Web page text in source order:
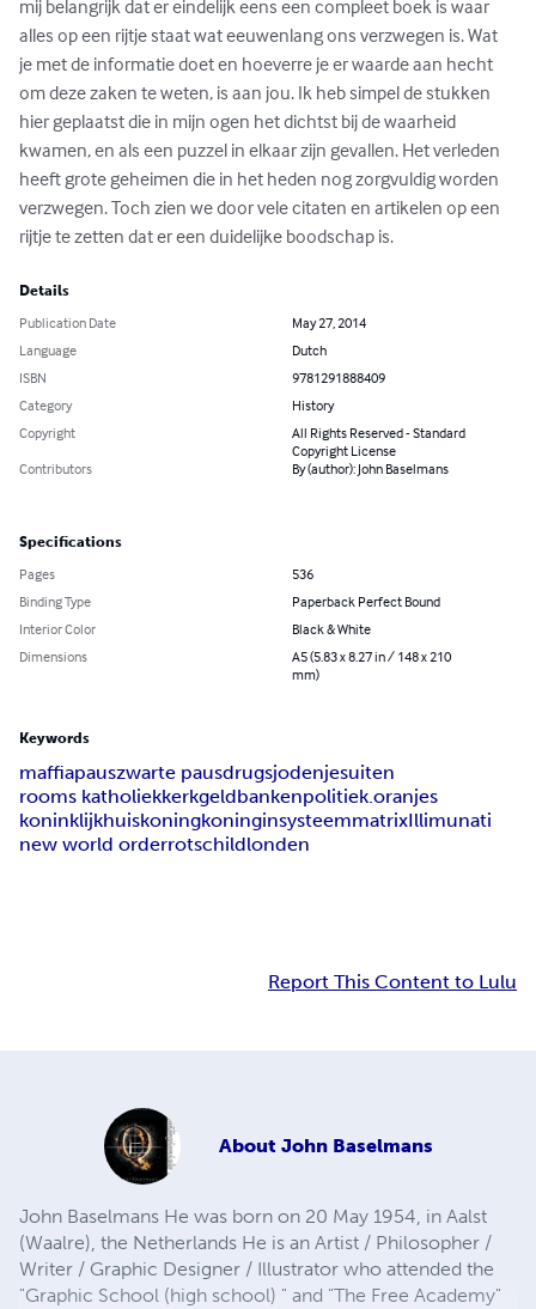
mij belangrijk dat er eindelijk eens een compleet boek is waar
alles op een rijtje staat wat eeuwenlang ons verzwegen is. Wat
je met de informatie doet en hoeverre je er waarde aan hecht
om deze zaken te weten, is aan jou. Ik heb simpel de stukken
hier geplaatst die in mijn ogen het dichtst bij de waarheid
kwamen, en als een puzzel in elkaar zijn gevallen. Het verleden
heeft grote geheimen die in het heden nog zorgvuldig worden
verzwegen. Toch zien we door vele citaten en artikelen op een
rijtje te zetten dat er een duidelijke boodschap is.
Details
Publication Date
May 27, 2014
Language
Dutch
ISBN
9781291888409
Category
History
Copyright
All Rights Reserved - Standard
Copyright License
Contributors
By (author): John Baselmans
Specifications
Pages
536
Binding Type
Paperback Perfect Bound
Interior Color
Black & White
Dimensions
A5 (5.83 x 8.27 in / 148 x 210
mm)
Keywords
maffiapauszwarte pausdrugsjodenjesuiten
rooms katholiekkerkgeldbankenpolitiek.oranjes
koninklijkhuiskoningkoninginsysteemmatrixIllimunati
new world orderrotschildlonden
Report This Content to Lulu
About John Baselmans
John Baselmans He was born on 20 May 1954, in Aalst
(Waalre), the Netherlands He is an Artist / Philosopher /
Writer / Graphic Designer / Illustrator who attended the
"Graphic School (high school) " and "The Free Academy"